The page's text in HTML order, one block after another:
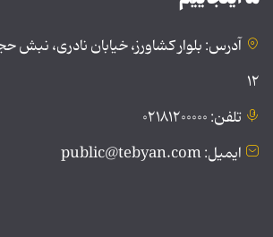
آدرس: بلوار کشاورز، خیابان نادری،
۱۲
تلفن: ۰۲۱۸۱۲۰۰۰۰۰
ایمیل: public@tebyan.com